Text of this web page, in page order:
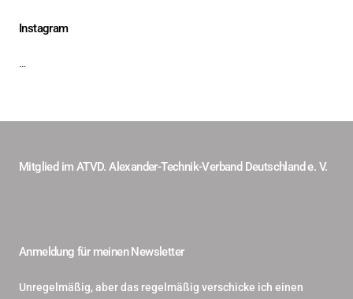
Instagram
…
Mitglied im ATVD. Alexander-Technik-Verband Deutschland e. V.
Anmeldung für meinen Newsletter
Unregelmäßig, aber das regelmäßig verschicke ich einen